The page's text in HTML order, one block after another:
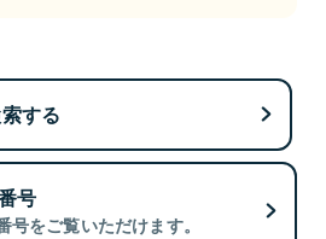
する
号
をご覧いただけます。